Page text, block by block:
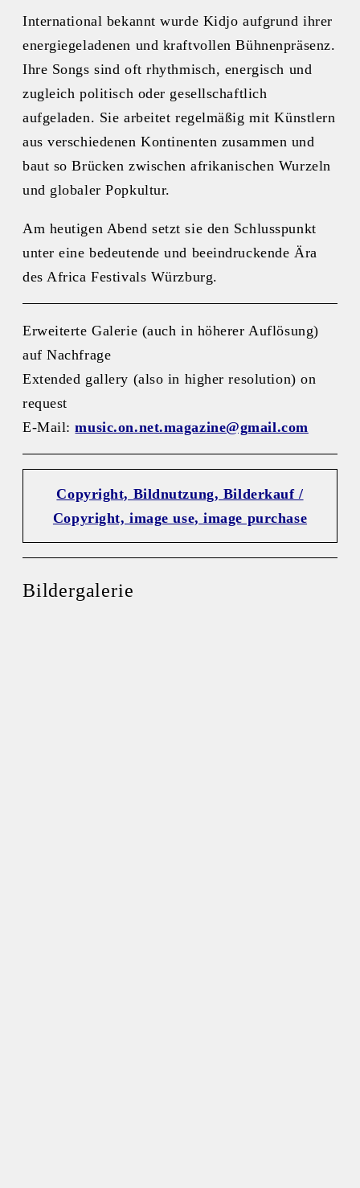
International bekannt wurde Kidjo aufgrund ihrer
energiegeladenen und kraftvollen Bühnenpräsenz.
Ihre Songs sind oft rhythmisch, energisch und
zugleich politisch oder gesellschaftlich
aufgeladen. Sie arbeitet regelmäßig mit Künstlern
aus verschiedenen Kontinenten zusammen und
baut so Brücken zwischen afrikanischen Wurzeln
und globaler Popkultur.
Am heutigen Abend setzt sie den Schlusspunkt
unter eine bedeutende und beeindruckende Ära
des Africa Festivals Würzburg.
Erweiterte Galerie (auch in höherer Auflösung)
auf Nachfrage
Extended gallery (also in higher resolution) on
request
E-Mail:music.on.net.magazine@gmail.com
Copyright, Bildnutzung, Bilderkauf /
Copyright, image use, image purchase
Bildergalerie